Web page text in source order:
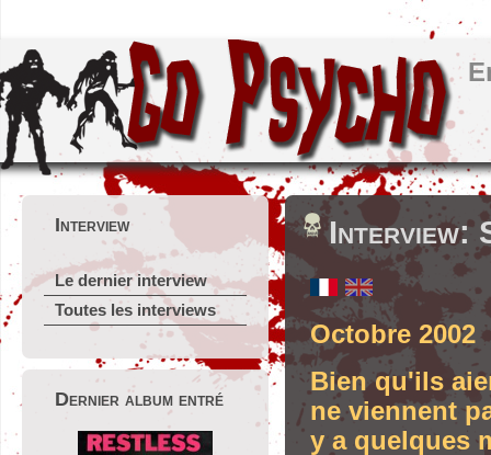
Interview
Le dernier interview
Toutes les interviews
Dernier album entré
Interview:
Octobre 2002
Bien qu'ils
ne viennent
y a quelques